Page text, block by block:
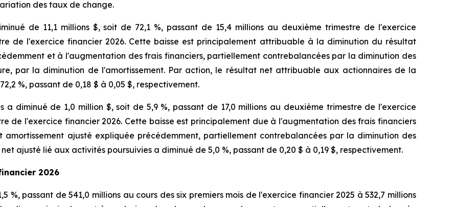
des taux de change.
de 11,1 millions $, soit de 72,1 %, passant de 15,4 millions au deuxième trimestre de l'exercice
de l'exercice financier 2026. Cette baisse est principalement attribuable à la diminution du résultat
et à l'augmentation des frais financiers, partiellement contrebalancées par la diminution des
par la diminution de l'amortissement. Par action, le résultat net attribuable aux actionnaires de la
%, passant de 0,18 $ à 0,05 $, respectivement.
diminué de 1,0 million $, soit de 5,9 %, passant de 17,0 millions au deuxième trimestre de l'exercice
de l'exercice financier 2026. Cette baisse est principalement due à l'augmentation des frais financiers
ajusté expliquée précédemment, partiellement contrebalancées par la diminution des
ajusté lié aux activités poursuivies a diminué de 5,0 %, passant de 0,20 $ à 0,19 $, respectivement.
2026
%, passant de 541,0 millions au cours des six premiers mois de l'exercice financier 2025 à 532,7 millions